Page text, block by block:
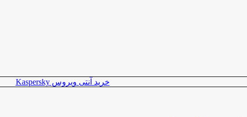
خرید آنتی ویروس Kaspersky